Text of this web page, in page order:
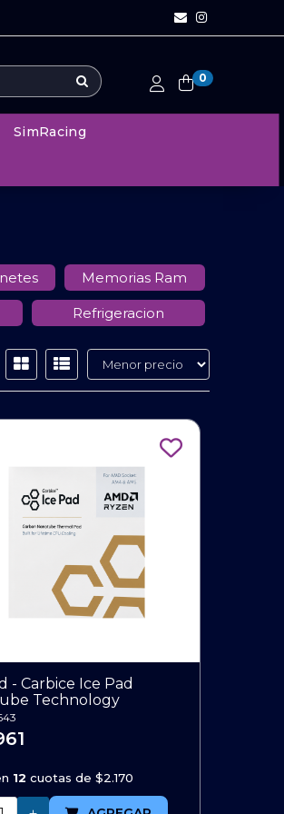
0
SimRacing
Memorias Ram
Refrigeracion
- Carbice Ice Pad
Technology
12 cuotas de$2.170